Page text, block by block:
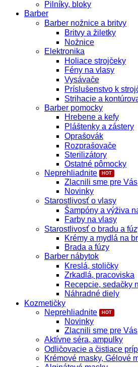
Pilníky, bloky
Barber
Barber nožnice a britvy
Britvy a žiletky
Nožnice
Elektronika
Holiace strojčeky
Fény na vlasy
Vysávače
Príslušenstvo k
Strihacie a
Barber pomocky
Hrebene a kefy
Pláštenky a zástery
Oprašovák
Rozprašovače
Sterilizátory
Ostatné pômocky
Neprehliadnite
Zlacnili sme pre Vás
Novinky
Starostlivosť o vlasy
Šampóny a výživa
Farby na vlasy
Starostlivosť o bradu a
Krémy a mydlá na
Brada a fúzy
Barber nábytok
Kreslá, stoličky
Zrkadlá, pracoviska
Recepcie, sedačky
Náhradné diely
Kozmetičky
Neprehliadnite
Novinky
Zlacnili sme pre Vás
Aktívne séra, ampulky
Odličovacie a čistiace
Krémové masky, Gélové